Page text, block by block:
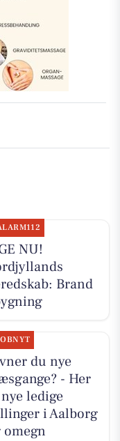
NU!
Brand
du nye
- Her
ledige
i Aalborg
omegn